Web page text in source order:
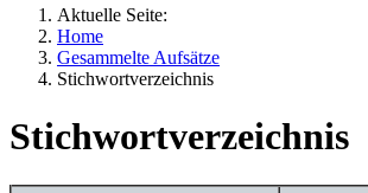
Aktuelle Seite:
Home
Gesammelte Aufsätze
Stichwortverzeichnis
Stichwortverzeichnis